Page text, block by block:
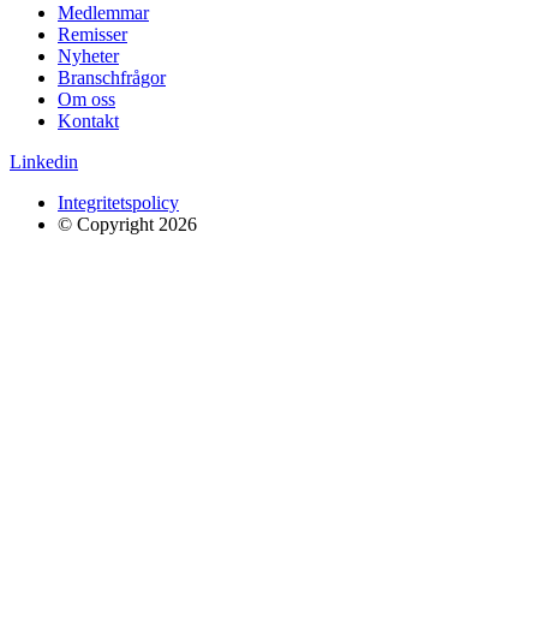
Medlemmar
Remisser
Nyheter
Branschfrågor
Om oss
Kontakt
Linkedin
Integritetspolicy
© Copyright 2026